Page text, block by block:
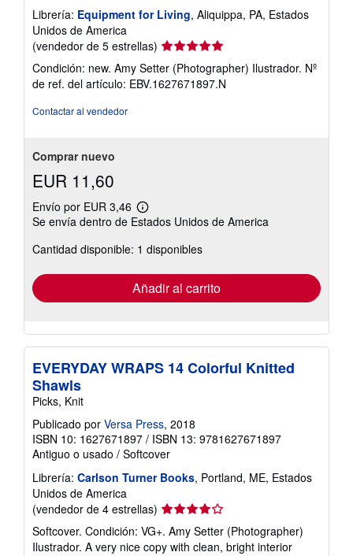
Librería: Equipment for Living, Aliquippa, PA, Estados
Unidos de America
(vendedor de 5 estrellas) Calificación
del
vendedor:
5
Condición: new. Amy Setter (Photographer) Ilustrador. Nº
de ref. del artículo: EBV.1627671897.N
Contactar al vendedor
Comprar nuevo
EUR 11,60
Envío por EUR 3,46
Más
información
las
tarifas
envío
Se envía dentro de Estados Unidos de America
Cantidad disponible: 1 disponibles
Añadir al carrito
EVERYDAY WRAPS 14 Colorful Knitted
Shawls
Picks, Knit
Publicado por Versa Press, 2018
ISBN 10: 1627671897 / ISBN 13: 9781627671897
Antiguo o usado / Softcover
Librería: Carlson Turner Books, Portland, ME, Estados
Unidos de America
(vendedor de 4 estrellas) Calificación
del
vendedor:
Softcover. Condición: VG+. Amy Setter (Photographer)
Ilustrador. A very nice copy with clean, bright interior